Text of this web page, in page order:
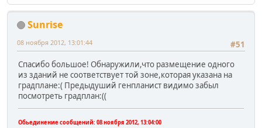
Sunrise
#51
08 ноября 2012, 13:01:44
Спасибо большое! Обнаружили,что размещение одного
из зданий не соответствует той зоне,которая указана на
градплане:( Предыдуший генпланист видимо забыл
посмотреть градплан:((
Обьединение сообщений: 08 ноября 2012, 13:04:00